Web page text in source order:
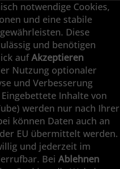
& Co. KG
Precision
notwendige Cookies,
und eine stabile
Diese
und benötigen
aufAkzeptieren
Nutzung optionaler
und Verbesserung
Inhalte von
werden nur nach Ihrer
können Daten auch an
EU übermittelt werden.
und jederzeit im
Bei Ablehnen